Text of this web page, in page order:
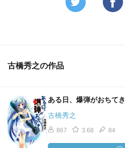
古橋秀之の作品
ある日、爆弾がおちて
古橋秀之
867 3.68 84